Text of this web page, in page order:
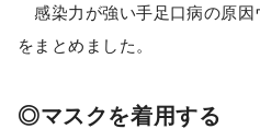
感染力が強い手足口病の原因
をまとめました。
◎マスクを着用する